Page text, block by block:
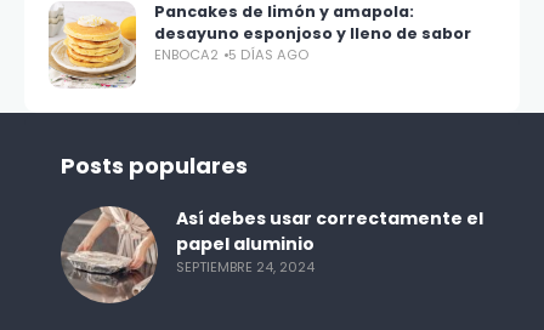
Pancakes de limón y amapola:
desayuno esponjoso y lleno de sabor
ENBOCA2 5 DÍAS AGO
Posts populares
Así debes usar correctamente el
papel aluminio
SEPTIEMBRE 24, 2024